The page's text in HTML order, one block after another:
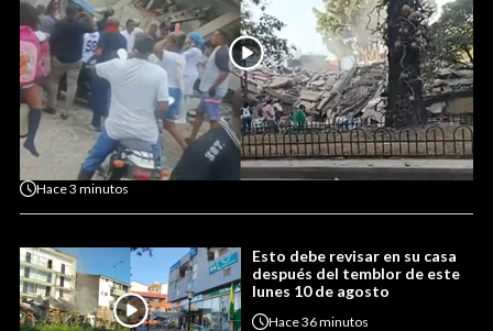
Hace3 minutos
Esto debe revisar en su casa
después del temblor de este
lunes 10 de agosto
Hace36 minutos